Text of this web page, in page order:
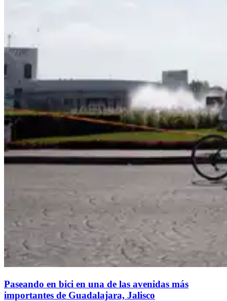
Paseando en bici en una de las avenidas más
importantes de Guadalajara, Jalisco